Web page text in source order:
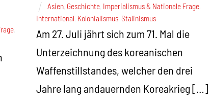
,
Asien, Geschichte, Imperialismus & Nationale Frage,
International Kolonialismus, Stalinismus
Am 27. Juli jährt sich zum 71. Mal die
Unterzeichnung des koreanischen
Waffenstillstandes, welcher den drei
Jahre lang andauernden Koreakrieg […]